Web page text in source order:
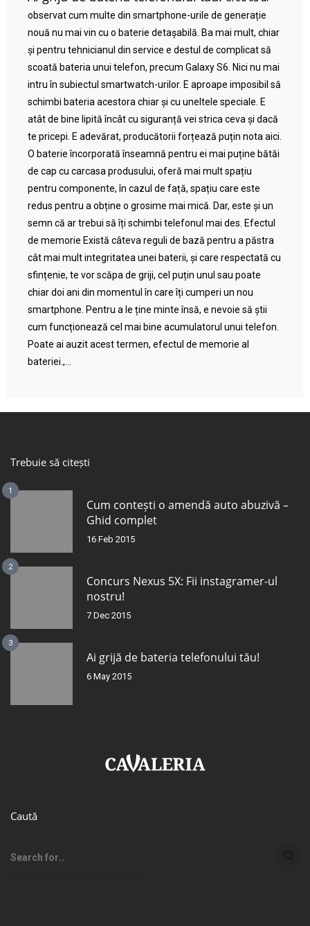
observat cum multe din smartphone-urile de generație
nouă nu mai vin cu o baterie detașabilă. Ba mai mult, chiar
și pentru tehnicianul din service e destul de complicat să
scoată bateria unui telefon, precum Galaxy S6. Nici nu mai
intru în subiectul smartwatch-urilor. E aproape imposibil să
schimbi bateria acestora chiar și cu uneltele speciale. E
atât de bine lipită încât cu siguranță vei strica ceva și dacă
te pricepi. E adevărat, producătorii forțează puțin nota aici.
O baterie încorporată înseamnă pentru ei mai puține bătăi
de cap cu carcasa produsului, oferă mai mult spațiu
pentru componente, în cazul de față, spațiu care este
redus pentru a obține o grosime mai mică. Dar, este și un
semn că ar trebui să îți schimbi telefonul mai des. Efectul
de memorie Există câteva reguli de bază pentru a păstra
cât mai mult integritatea unei baterii, și care respectată cu
sfințenie, te vor scăpa de griji, cel puțin unul sau poate
chiar doi ani din momentul în care îți cumperi un nou
smartphone. Pentru a le ține minte însă, e nevoie să știi
cum funcționează cel mai bine acumulatorul unui telefon.
Poate ai auzit acest termen, efectul de memorie al
bateriei.,...
Trebuie să citești
1
Cum contești o amendă auto abuzivă –
Ghid complet
16 Feb 2015
2
Concurs Nexus 5X: Fii instagramer-ul
nostru!
7 Dec 2015
3
Ai grijă de bateria telefonului tău!
6 May 2015
Caută